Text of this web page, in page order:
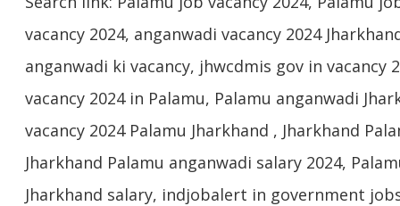
vacancy 2024, anganwadi vacancy 2024
anganwadi ki vacancy, jhwcdmis gov in vacancy
vacancy 2024 in Palamu, Palamu anganwadi
vacancy 2024 Palamu Jharkhand , Jharkhand
Jharkhand Palamu anganwadi salary 2024,
Jharkhand salary, indjobalert in government